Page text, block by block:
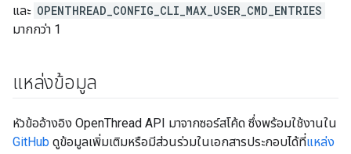
และ OPENTHREAD_CONFIG_CLI_MAX_USER_CMD_ENTRIES
มากกว่า 1
แหล่งข้อมูล
หัวข้ออ้างอิง OpenThread API มาจากซอร์สโค้ด ซึ่งพร้อมใช้งานใน
GitHub ดูข้อมูลเพิ่มเติมหรือมีส่วนร่วมในเอกสารประกอบได้ที่แหล่ง